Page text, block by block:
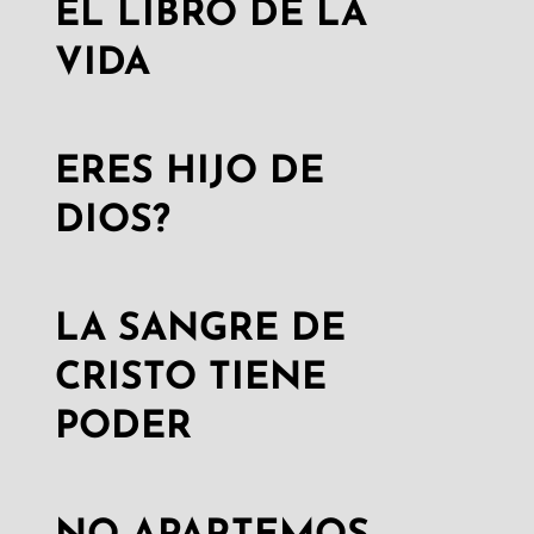
EL LIBRO DE LA
VIDA
ERES HIJO DE
DIOS?
LA SANGRE DE
CRISTO TIENE
PODER